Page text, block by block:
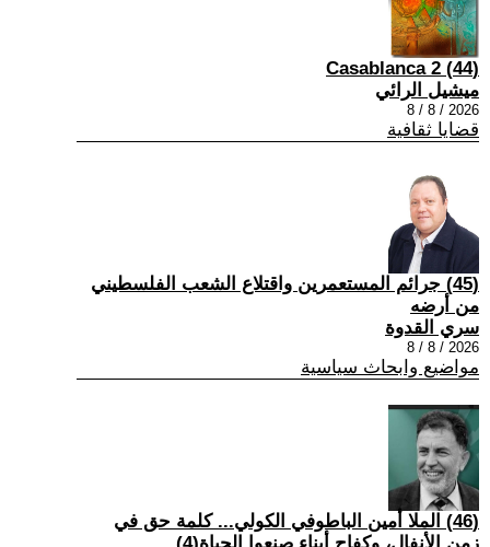
(44) Casablanca 2
ميشيل الرائي
2026 / 8 / 8
قضايا ثقافية
(45) جرائم المستعمرين واقتلاع الشعب الفلسطيني
من أرضه
سري القدوة
2026 / 8 / 8
مواضيع وابحاث سياسية
(46) الملا أمين الباطوفي الكولي... كلمة حق في